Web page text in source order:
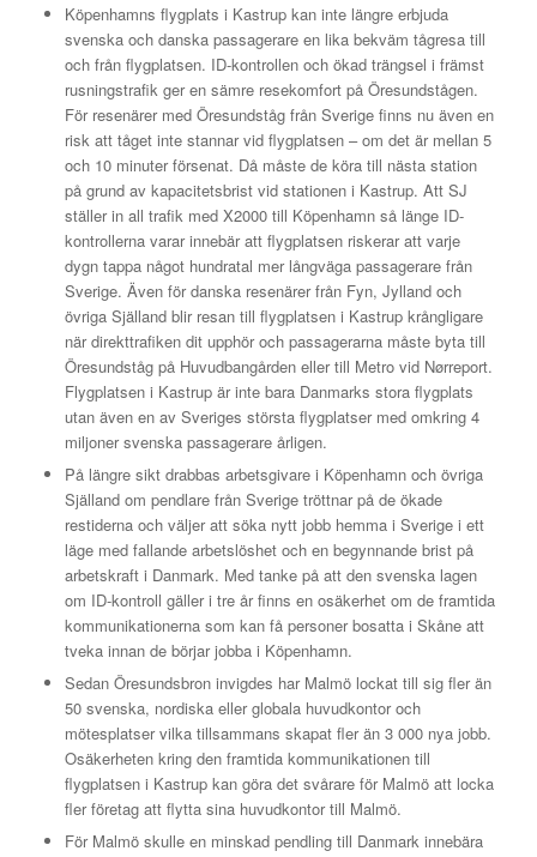
Köpenhamns flygplats i Kastrup kan inte längre erbjuda
svenska och danska passagerare en lika bekväm tågresa till
och från flygplatsen. ID-kontrollen och ökad trängsel i främst
rusningstrafik ger en sämre resekomfort på Öresundstågen.
För resenärer med Öresundståg från Sverige finns nu även en
risk att tåget inte stannar vid flygplatsen – om det är mellan 5
och 10 minuter försenat. Då måste de köra till nästa station
på grund av kapacitetsbrist vid stationen i Kastrup. Att SJ
ställer in all trafik med X2000 till Köpenhamn så länge ID-
kontrollerna varar innebär att flygplatsen riskerar att varje
dygn tappa något hundratal mer långväga passagerare från
Sverige. Även för danska resenärer från Fyn, Jylland och
övriga Själland blir resan till flygplatsen i Kastrup krångligare
när direkttrafiken dit upphör och passagerarna måste byta till
Öresundståg på Huvudbangården eller till Metro vid Nørreport.
Flygplatsen i Kastrup är inte bara Danmarks stora flygplats
utan även en av Sveriges största flygplatser med omkring 4
miljoner svenska passagerare årligen.
På längre sikt drabbas arbetsgivare i Köpenhamn och övriga
Själland om pendlare från Sverige tröttnar på de ökade
restiderna och väljer att söka nytt jobb hemma i Sverige i ett
läge med fallande arbetslöshet och en begynnande brist på
arbetskraft i Danmark. Med tanke på att den svenska lagen
om ID-kontroll gäller i tre år finns en osäkerhet om de framtida
kommunikationerna som kan få personer bosatta i Skåne att
tveka innan de börjar jobba i Köpenhamn.
Sedan Öresundsbron invigdes har Malmö lockat till sig fler än
50 svenska, nordiska eller globala huvudkontor och
mötesplatser vilka tillsammans skapat fler än 3 000 nya jobb.
Osäkerheten kring den framtida kommunikationen till
flygplatsen i Kastrup kan göra det svårare för Malmö att locka
fler företag att flytta sina huvudkontor till Malmö.
För Malmö skulle en minskad pendling till Danmark innebära